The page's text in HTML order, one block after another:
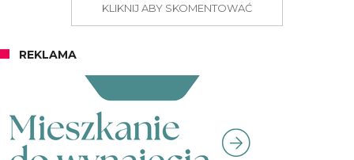
KLIKNIJ ABY SKOMENTOWAĆ
REKLAMA